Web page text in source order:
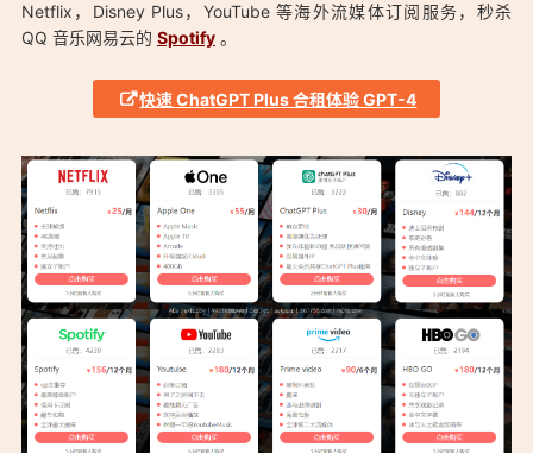
Netflix，Disney Plus，YouTube 等海外流媒体订阅服务，秒杀
QQ 音乐网易云的 Spotify。
「仅￥30元ChatGPT Plus合租快速体验GPT-4！：
https://aduck.win/199/」快速 ChatGPT Plus 合租体验 GPT-4